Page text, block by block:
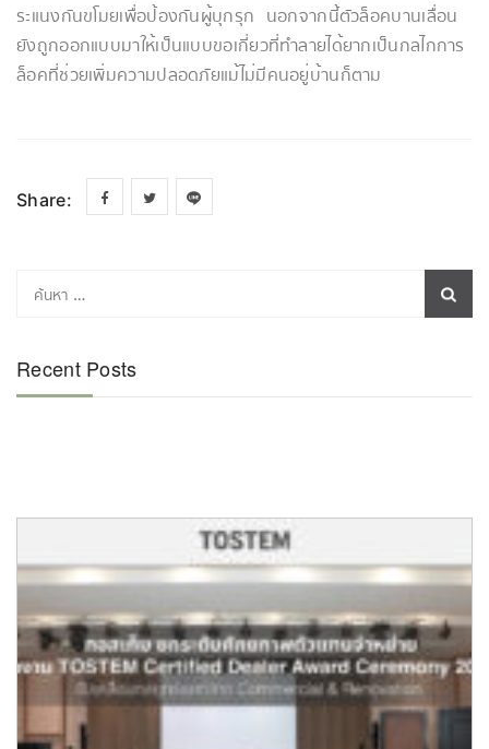
ระแนงกันขโมยเพื่อป้องกันผู้บุกรุก นอกจากนี้ตัวล็อคบานเลื่อน
ยังถูกออกแบบมาให้เป็นแบบขอเกี่ยวที่ทำลายได้ยากเป็นกลไกการ
ล็อคที่ช่วยเพิ่มความปลอดภัยแม้ไม่มีคนอยู่บ้านก็ตาม
Share:
Recent Posts